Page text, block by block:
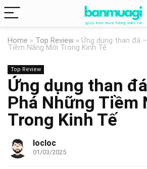
Home » Top Review » Ứng dụng than đá
Tiềm Năng Mới Trong Kinh Tế
Top Review
Ứng dụng than
Phá Những Tiềm
Trong Kinh Tế
locloc
01/03/2025